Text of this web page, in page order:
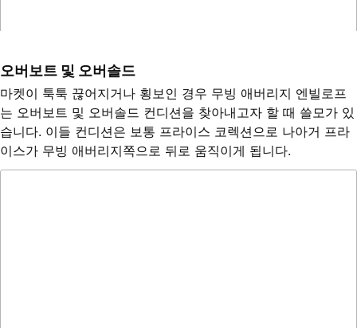
오버보트 및 오버솔드
마켓이 툭툭 끊어지거나 횡보인 경우 무빙 애버리지 엔빌로프
는 오버보트 및 오버솔드 컨디션을 찾아내고자 할 때 쓸모가 있
습니다. 이들 컨디션은 보통 프라이스 코렉션으로 나아거 프라
이스가 무빙 애버리지쪽으로 뒤로 움직이게 됩니다.